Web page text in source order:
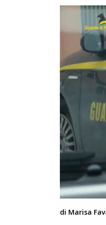
di Marisa